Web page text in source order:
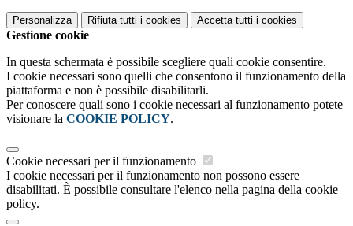
Personalizza Rifiuta tutti i cookies Accetta tutti i cookies
Gestione cookie
In questa schermata è possibile scegliere quali cookie consentire.
I cookie necessari sono quelli che consentono il funzionamento della
piattaforma e non è possibile disabilitarli.
Per conoscere quali sono i cookie necessari al funzionamento potete
visionare la COOKIE POLICY.
Cookie necessari per il funzionamento
I cookie necessari per il funzionamento non possono essere
disabilitati. È possibile consultare l'elenco nella pagina della cookie
policy.